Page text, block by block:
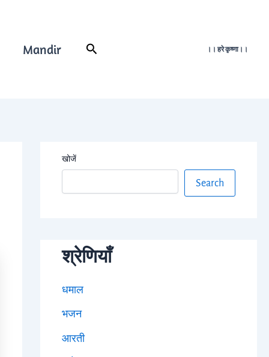
Mandir Search ।। हरे कृष्णा।।
खोजें
Search
श्रेणियाँ
धमाल
भजन
आरती